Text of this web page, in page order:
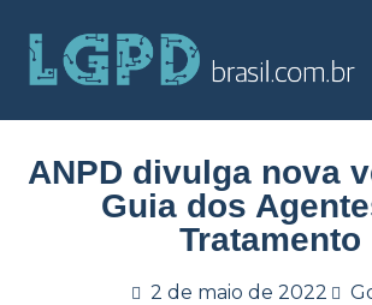
ANPD divulga nova
Guia dos
Tratamento
2 de maio de 2022